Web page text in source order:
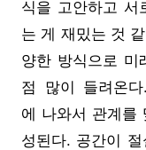
식을 고안하고 서
는 게 재밌는 것
양한 방식으로 미
점 많이 들려온
에 나와서 관계를
성된다. 공간이